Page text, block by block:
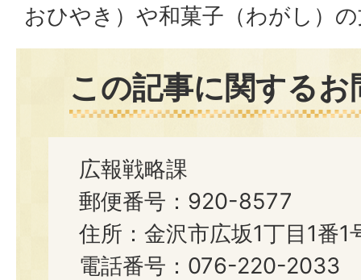
おひやき）や和菓子（わがし）
この記事に関する
広報戦略課
郵便番号：920-8577
住所：金沢市広坂1丁目1番1
電話番号：076-220-2033